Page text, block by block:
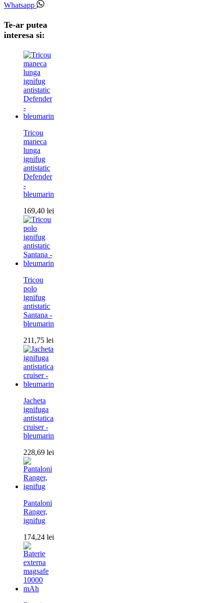
Whatsapp
Te-ar putea
interesa si:
Tricou
maneca
lunga
ignifug
antistatic
Defender
-
bleumarin
169,40 lei
Tricou
polo
ignifug
antistatic
Santana -
bleumarin
211,75 lei
Jacheta
ignifuga
antistatica
cruiser -
bleumarin
228,69 lei
Pantaloni
Ranger,
ignifug
174,24 lei